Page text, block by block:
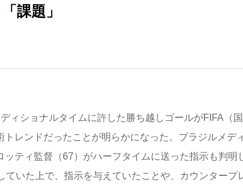
課題」
ィショナルタイムに許した勝ち越しゴールがFIFA（
レンドだったことが明らかになった。ブラジルメデ
ティ監督（67）がハーフタイムに送った指示も判明
いた上で、指示を与えていたことや、カウンタープ